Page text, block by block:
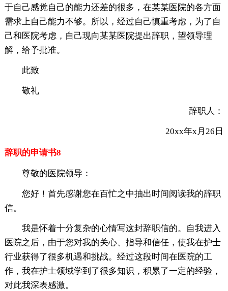
于自己感觉自己的能力还差的很多，在某某医院的各方面
需求上自己能力不够。所以，经过自己慎重考虑，为了自
己和医院考虑，自己现向某某医院提出辞职，望领导理
解，给予批准。
此致
敬礼
辞职人：
20xx年x月26日
辞职的申请书8
尊敬的医院领导：
您好！首先感谢您在百忙之中抽出时间阅读我的辞职
信。
我是怀着十分复杂的心情写这封辞职信的。自我进入
医院之后，由于您对我的关心、指导和信任，使我在护士
行业获得了很多机遇和挑战。经过这段时间在医院的工
作，我在护士领域学到了很多知识，积累了一定的经验，
对此我深表感激。